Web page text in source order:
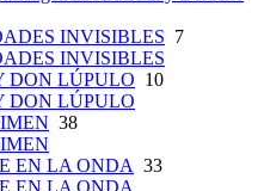
INVISIBLES 7
INVISIBLES
DON LÚPULO 10
DON LÚPULO
38
EN LA ONDA 33